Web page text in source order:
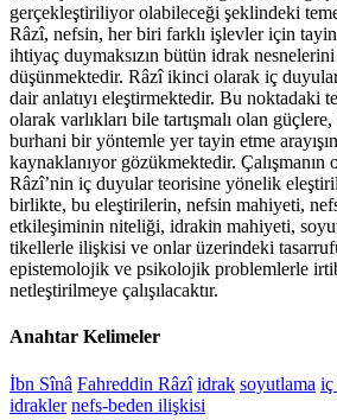
gerçekleştiriliyor olabileceği şeklindeki
Râzî, nefsin, her biri farklı işlevler için
ihtiyaç duymaksızın bütün idrak
düşünmektedir. Râzî ikinci olarak iç
dair anlatıyı eleştirmektedir. Bu noktadaki
olarak varlıkları bile tartışmalı olan güçlere,
burhani bir yöntemle yer tayin etme
kaynaklanıyor gözükmektedir. Çalışmanın
Râzî’nin iç duyular teorisine yönelik
birlikte, bu eleştirilerin, nefsin mahiyeti,
etkileşiminin niteliği, idrakin mahiyeti,
tikellerle ilişkisi ve onlar üzerindeki
epistemolojik ve psikolojik problemlerle
netleştirilmeye çalışılacaktır.
Anahtar Kelimeler
İbn Sînâ Fahreddin Râzî idrak soyutlama iç
idrakler nefs-beden ilişkisi